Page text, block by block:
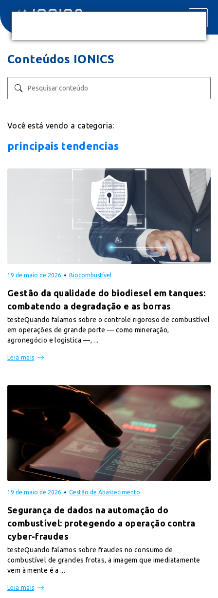
Conteúdos IONICS
Você está vendo a categoria:
principais tendencias
19 de maio de 2026 Biocombustível
Gestão da qualidade do biodiesel em tanques:
combatendo a degradação e as borras
testeQuando falamos sobre o controle rigoroso de combustível
em operações de grande porte — como mineração,
agronegócio e logística —, ...
Leia mais
19 de maio de 2026 Gestão de Abastecimento
Segurança de dados na automação do
combustível: protegendo a operação contra
cyber-fraudes
testeQuando falamos sobre fraudes no consumo de
combustível de grandes frotas, a imagem que imediatamente
vem à mente é a ...
Leia mais